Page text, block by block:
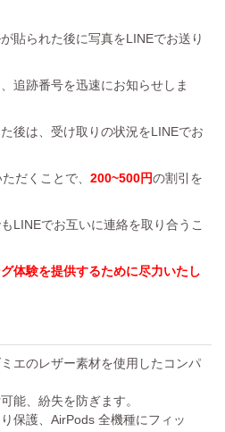
貼られた後に写真をLINEでお送り
追跡番号を迅速にお知らせしま
後は、受け取りの状況をLINEでお
だくことで、 200~500円の割引を
LINEでお互いに連絡を取り合うこ
体験を提供するために尽力いたし
エのレザー素材を使用したコンパ
能、紛失を防ぎます。
保護、AirPods 全機種にフィッ